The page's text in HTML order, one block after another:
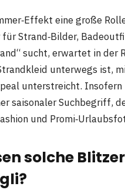
eine große
Strand‑Bilder,
sucht, erwartet in der
unterwegs ist,
unterstreicht.
saisonaler Suchbegriff,
und
solche